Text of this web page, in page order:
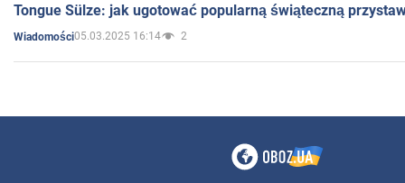
Tongue Sülze: jak ugotować popularną świąteczną
Wiadomości05.03.2025 16:14 2